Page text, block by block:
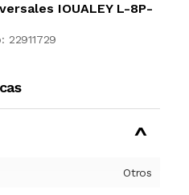
IOUALEY L-8P-
22911729
Otros